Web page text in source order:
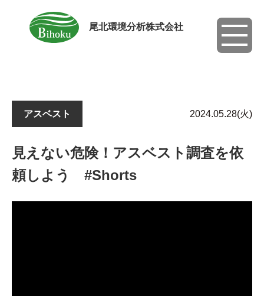
尾北環境分析株式会社
toggle
アスベスト 2024.05.28(火)
見えない危険！アスベスト調査を依
頼しよう #Shorts